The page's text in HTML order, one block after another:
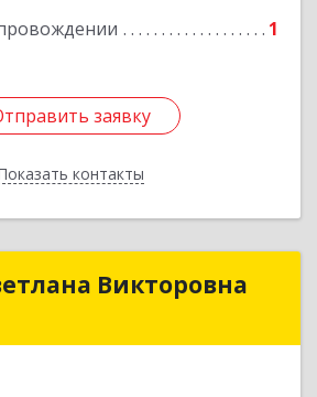
1
заявку
контакты
Подробнее
заявку
Назад
Викторовна
Викторовна